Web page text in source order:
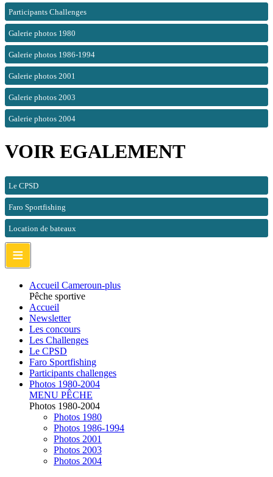
Participants Challenges
Galerie photos 1980
Galerie photos 1986-1994
Galerie photos 2001
Galerie photos 2003
Galerie photos 2004
VOIR EGALEMENT
Le CPSD
Faro Sportfishing
Location de bateaux
≡
Accueil Cameroun-plus
Pêche sportive
Accueil
Newsletter
Les concours
Les Challenges
Le CPSD
Faro Sportfishing
Participants challenges
Photos 1980-2004
MENU PÊCHE
Photos 1980-2004
Photos 1980
Photos 1986-1994
Photos 2001
Photos 2003
Photos 2004